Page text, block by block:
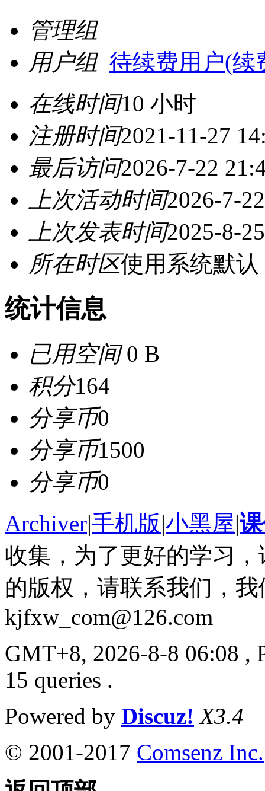
管理组
用户组 待续费用户(续
在线时间10 小时
注册时间2021-11-27
最后访问2026-7-22
上次活动时间2026-7-
上次发表时间2025-8-
所在时区使用系统默认
统计信息
已用空间0 B
积分164
分享币0
分享币1500
分享币0
Archiver|手机版|小黑屋|
收集，为了更好的学习
的版权，请联系我们，
kjfxw_com@126.com
GMT+8, 2026-8-8 06:08 ,
15 queries .
Powered by Discuz! X3.4
© 2001-2017 Comsenz Inc.